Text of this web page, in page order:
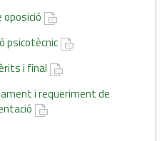
psicotècnic
i final
i requeriment de